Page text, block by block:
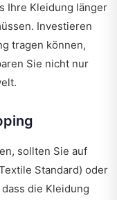
Ihre Kleidung länger
Investieren
tragen können,
Sie nicht nur
sollten Sie auf
Standard) oder
die Kleidung